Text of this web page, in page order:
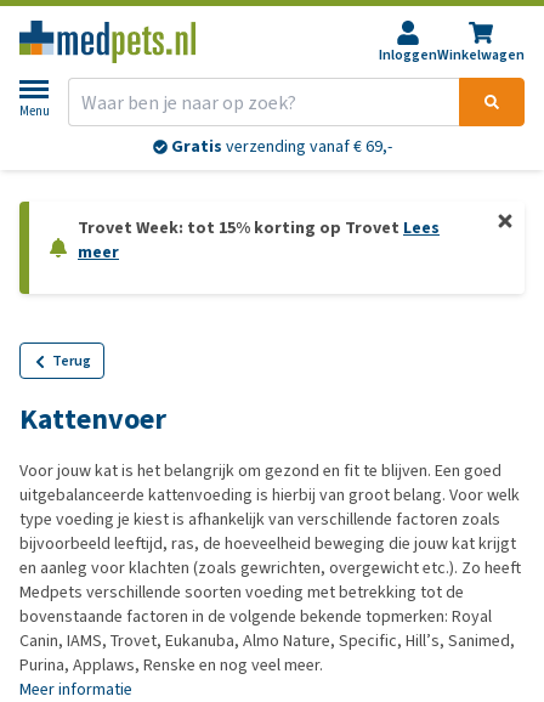
InloggenWinkelwagen
Menu
Gratis verzending vanaf € 69,-
Trovet Week: tot 15% korting op Trovet Lees
meer
Terug
Kattenvoer
Voor jouw kat is het belangrijk om gezond en fit te blijven. Een goed
uitgebalanceerde kattenvoeding is hierbij van groot belang. Voor welk
type voeding je kiest is afhankelijk van verschillende factoren zoals
bijvoorbeeld leeftijd, ras, de hoeveelheid beweging die jouw kat krijgt
en aanleg voor klachten (zoals gewrichten, overgewicht etc.). Zo heeft
Medpets verschillende soorten voeding met betrekking tot de
bovenstaande factoren in de volgende bekende topmerken: Royal
Canin, IAMS, Trovet, Eukanuba, Almo Nature, Specific, Hill’s, Sanimed,
Purina, Applaws, Renske en nog veel meer.
Meer informatie